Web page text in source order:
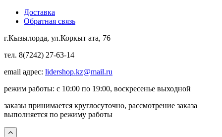
Доставка
Обратная связь
г.Кызылорда, ул.Коркыт ата, 76
тел. 8(7242) 27-63-14
email адрес: lidershop.kz@mail.ru
режим работы: с 10:00 по 19:00, воскресенье выходной
заказы принимается круглосуточно, рассмотрение заказа
выполняется по режиму работы